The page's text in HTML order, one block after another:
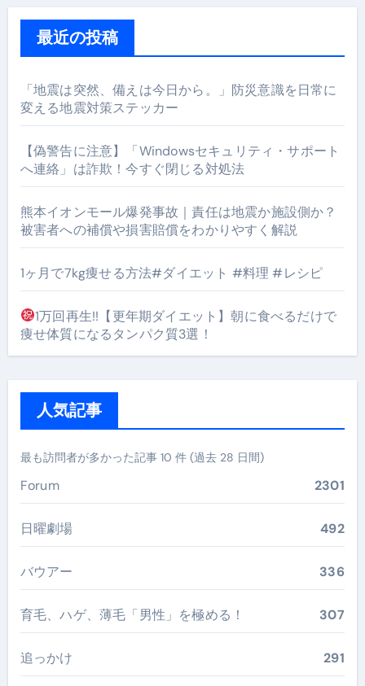
最近の投稿
「地震は突然、備えは今日から。」防災意識を日常に
変える地震対策ステッカー
【偽警告に注意】「Windowsセキュリティ・サポート
へ連絡」は詐欺！今すぐ閉じる対処法
熊本イオンモール爆発事故｜責任は地震か施設側か？
被害者への補償や損害賠償をわかりやすく解説
1ヶ月で7kg痩せる方法#ダイエット #料理 #レシピ
1万回再生!!【更年期ダイエット】朝に食べるだけで
痩せ体質になるタンパク質3選！
人気記事
最も訪問者が多かった記事 10 件 (過去 28 日間)
Forum 2301
日曜劇場 492
バウアー 336
育毛、ハゲ、薄毛「男性」を極める！ 307
追っかけ 291